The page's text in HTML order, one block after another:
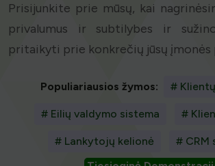
Prisijunkite prie mūsų, kai
privalumus ir subtilybes ir
pritaikyti prie konkrečių jūsų įmonės
Populiariausios žymos: #
# Eilių valdymo sistema #
# Lankytojų kelionė
# CRM